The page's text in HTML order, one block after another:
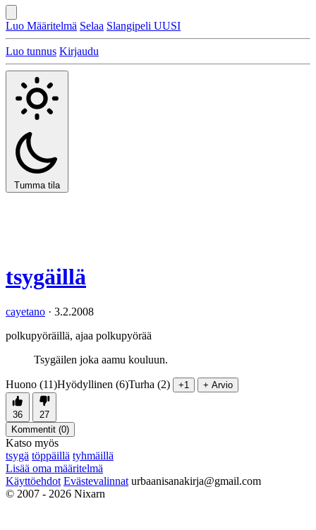
Luo Määritelmä Selaa Slangipeli UUSI
Luo tunnus Kirjaudu
Tumma tila
tsygäillä
cayetano · 3.2.2008
polkupyöräillä, ajaa polkupyörää
Tsygäilen joka aamu kouluun.
Huono (11)Hyödyllinen (6)Turha (2) +1 + Arvio
36
27
Kommentit (0)
Katso myös
tsygä töppäillä tyhmäillä
Lisää oma määritelmä
Käyttöehdot Evästevalinnat urbaanisanakirja@gmail.com
© 2007 - 2026 Nixarn